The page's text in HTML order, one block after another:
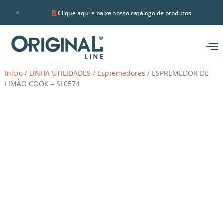
Clique aqui e baixe nosso catálogo de produtos
Início / LINHA UTILIDADES / Espremedores / ESPREMEDOR DE
LIMÃO COOK – SL0574